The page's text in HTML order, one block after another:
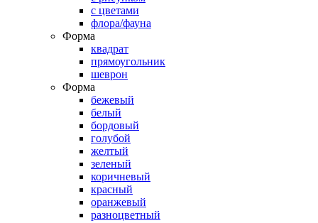
с цветами
флора/фауна
Форма
квадрат
прямоугольник
шеврон
Форма
бежевый
белый
бордовый
голубой
желтый
зеленый
коричневый
красный
оранжевый
разноцветный